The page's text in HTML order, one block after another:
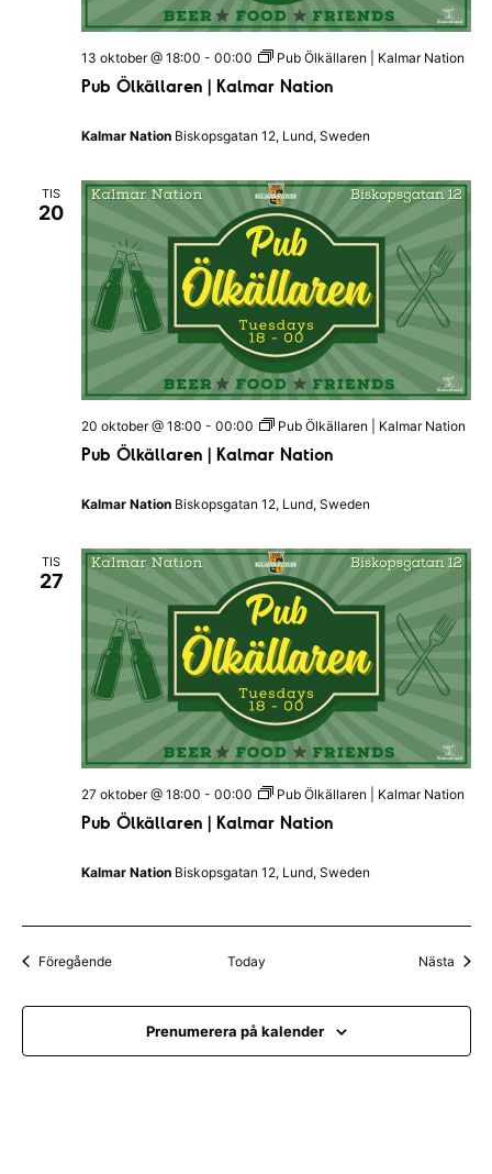
Pub Ölkällaren | Kalmar Nation
13 oktober @ 18:00 - 00:00 Pub Ölkällaren | Kalmar Nation
Kalmar Nation Biskopsgatan 12, Lund, Sweden
TIS
20
Pub Ölkällaren | Kalmar Nation
20 oktober @ 18:00 - 00:00 Pub Ölkällaren | Kalmar Nation
Kalmar Nation Biskopsgatan 12, Lund, Sweden
TIS
27
Pub Ölkällaren | Kalmar Nation
27 oktober @ 18:00 - 00:00 Pub Ölkällaren | Kalmar Nation
Kalmar Nation Biskopsgatan 12, Lund, Sweden
FöregåendeEvenemang Today Nästa
Prenumerera på kalender